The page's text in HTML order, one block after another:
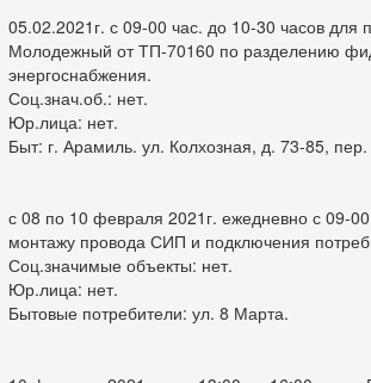
05.02.2021г. с 09-00 час. до 10-30 часов
Молодежный от ТП-70160 по разделению
энергоснабжения.
Соц.знач.об.: нет.
Юр.лица: нет.
Быт: г. Арамиль. ул. Колхозная, д. 73-85,
с 08 по 10 февраля 2021г. ежедневно с 09-
монтажу провода СИП и подключения
Соц.значимые объекты: нет.
Юр.лица: нет.
Бытовые потребители: ул. 8 Марта.